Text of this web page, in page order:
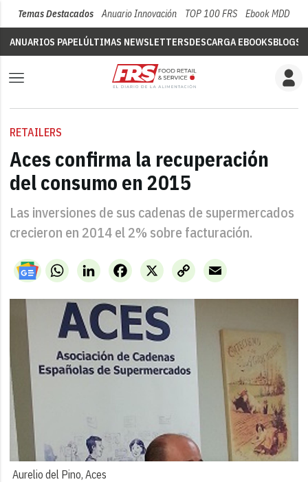
Temas Destacados Anuario Innovación TOP 100 FRS Ebook MDD
ANUARIOS PAPELÚLTIMAS NEWSLETTERSDESCARGA EBOOKSBLOGS
RETAILERS
Aces confirma la recuperación
del consumo en 2015
Las inversiones de sus cadenas de supermercados
crecieron en 2014 el 2% sobre facturación.
WhatsAppLinkedIn X
Facebook
Copy
Link
Email
Aurelio del Pino, Aces